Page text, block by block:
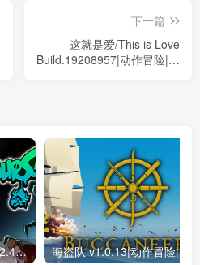
下一篇
这就是爱/This is Love
Build.19208957|动作冒险|容
蜘蛛精 v1.0|动作冒险|容量2.4GB|免安装绿色中文版